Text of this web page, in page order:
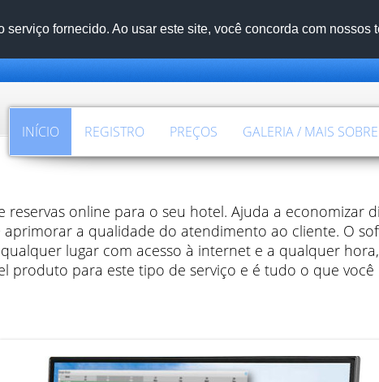
fornecido. Ao usar este site, você concorda com nossos
INÍCIO REGISTRO PREÇOS GALERIA / MAIS
reservas online para o seu hotel. Ajuda a economizar
a qualidade do atendimento ao cliente. O
lugar com acesso à internet e a qualquer
produto para este tipo de serviço e é tudo o que